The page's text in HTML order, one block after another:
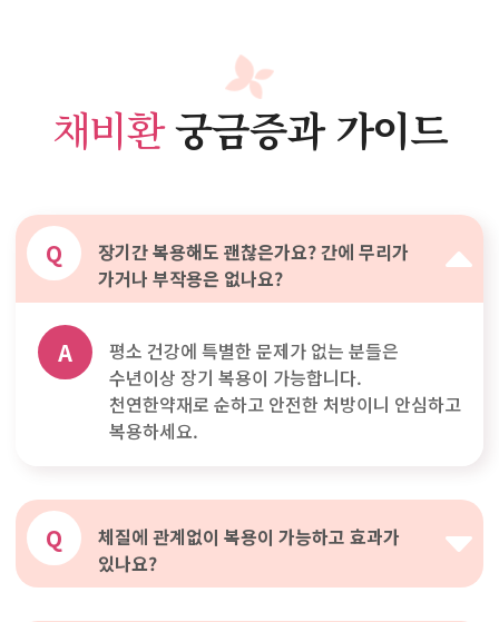
채비환궁금증과 가이드
Q
장기간 복용해도 괜찮은가요? 간에 무리가
가거나 부작용은 없나요?
A
평소 건강에 특별한 문제가 없는 분들은
수년이상 장기 복용이 가능합니다.
천연한약재로 순하고 안전한 처방이니 안심하고
복용하세요.
Q
체질에 관계없이 복용이 가능하고 효과가
있나요?